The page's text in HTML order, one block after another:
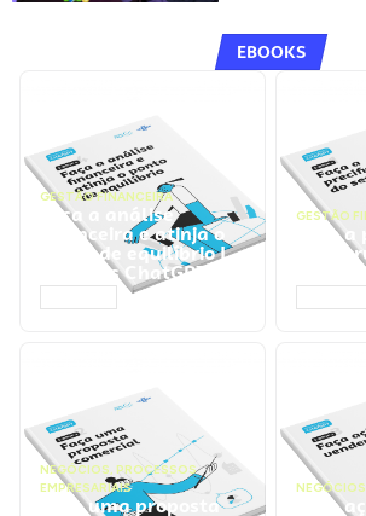
EBOOKS
GESTÃO FINANCEIRA
Faça a análise
financeira e atinja o
ponto de equilíbrio |
Prompts ChatGPT
GESTÃO
Faça
seu
NEGÓCIOS, PROCESSOS
EMPRESARIAIS
Faça uma proposta
NEGÓCIOS
Faça